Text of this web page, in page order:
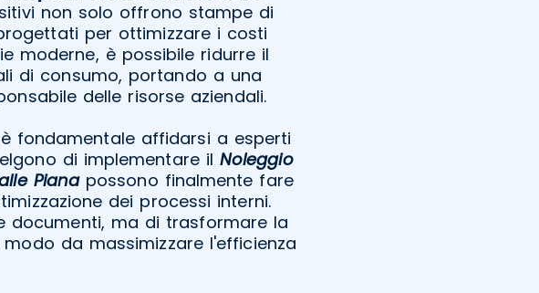
non solo offrono stampe di
per ottimizzare i costi
moderne, è possibile ridurre il
di consumo, portando a una
delle risorse aziendali.
fondamentale affidarsi a esperti
di implementare il Noleggio
Pianapossono finalmente fare
dei processi interni.
documenti, ma di trasformare la
da massimizzare l'efficienza